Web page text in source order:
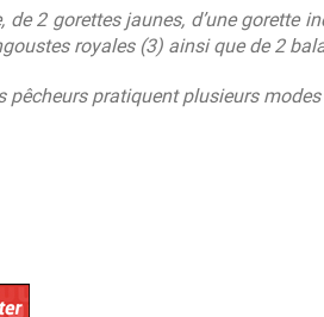
2 gorettes jaunes, d’une gorette
royales (3) ainsi que de 2
pêcheurs pratiquent plusieurs